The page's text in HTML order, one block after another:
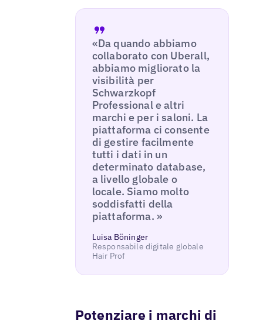
«Da quando abbiamo
collaborato con Uberall,
abbiamo migliorato la
visibilità per
Schwarzkopf
Professional e altri
marchi e per i saloni. La
piattaforma ci consente
di gestire facilmente
tutti i dati in un
determinato database,
a livello globale o
locale. Siamo molto
soddisfatti della
piattaforma. »
Luisa Böninger
Responsabile digitale globale
Hair Prof
Potenziare i marchi di